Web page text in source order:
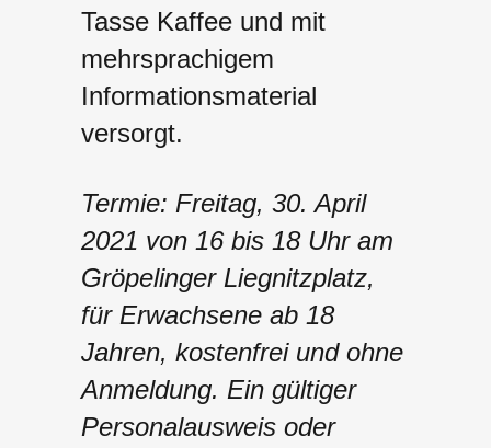
Tasse Kaffee und mit
mehrsprachigem
Informationsmaterial
versorgt.
Termie: Freitag, 30. April
2021 von 16 bis 18 Uhr am
Gröpelinger Liegnitzplatz,
für Erwachsene ab 18
Jahren, kostenfrei und ohne
Anmeldung. Ein gültiger
Personalausweis oder